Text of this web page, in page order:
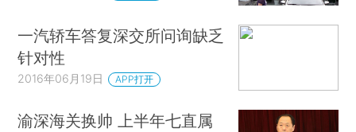
一汽轿车答复深交所问询缺乏
针对性
2016年06月19日 APP打开
渝深海关换帅 上半年七直属